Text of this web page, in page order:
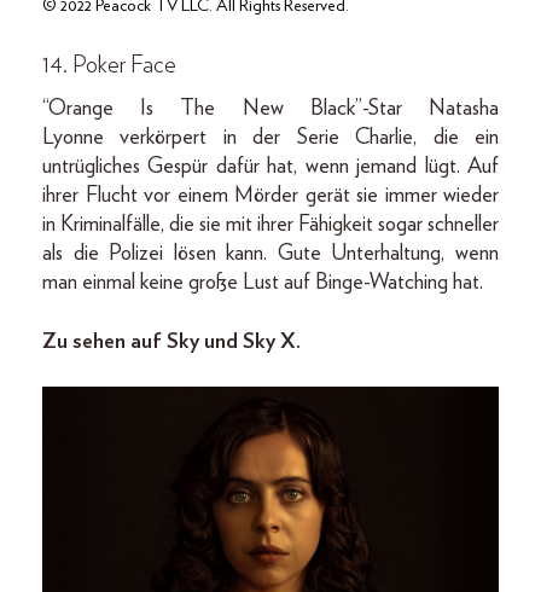
© 2022 Peacock TV LLC. All Rights Reserved.
14. Poker Face
“Orange Is The New Black”-Star Natasha
Lyonne verkörpert in der Serie Charlie, die ein
untrügliches Gespür dafür hat, wenn jemand lügt. Auf
ihrer Flucht vor einem Mörder gerät sie immer wieder
in Kriminalfälle, die sie mit ihrer Fähigkeit sogar schneller
als die Polizei lösen kann. Gute Unterhaltung, wenn
man einmal keine große Lust auf Binge-Watching hat.
Zu sehen auf Sky und Sky X.